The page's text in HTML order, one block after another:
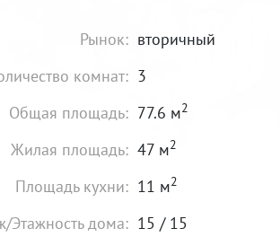
Рынок: вторичный
комнат: 3
Общая площадь: 77.6 м2
Жилая площадь: 47 м2
Площадь кухни: 11 м2
Этажность дома: 15 / 15